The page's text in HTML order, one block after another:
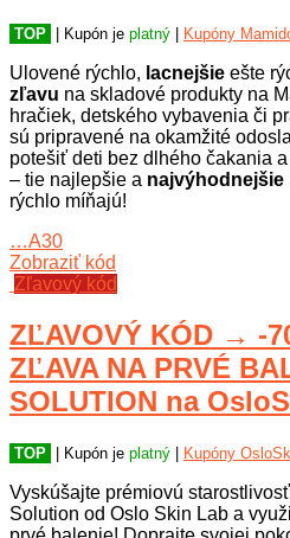
TOP | Kupón je platný Kupóny
Ulovené rýchlo, lacnejšie ešte
zľavu na skladové produkty na
hračiek, detského vybavenia či
sú pripravené na okamžité
potešiť deti bez dlhého čakania
– tie najlepšie a najvýhodnejšie
rýchlo míňajú!
…A30
Zobraziť kód
Zľavový kód
ZĽAVOVÝ KÓD → -
ZĽAVA NA PRVÉ
SOLUTION na
TOP | Kupón je platný Kupóny
Vyskúšajte prémiovú
Solution od Oslo Skin Lab a